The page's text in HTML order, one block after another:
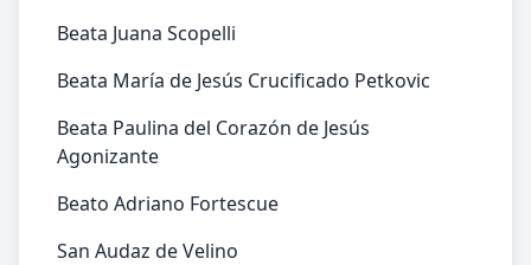
Beata Juana Scopelli
Beata María de Jesús Crucificado Petkovic
Beata Paulina del Corazón de Jesús
Agonizante
Beato Adriano Fortescue
San Audaz de Velino